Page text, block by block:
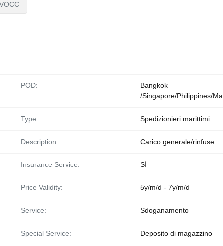
POD:
Bangkok
/Singapore/Philippines/
Type: Spedizionieri marittimi
Description: Carico generale/rinfuse
Insurance Service: SÌ
Price Validity: 5y/m/d - 7y/m/d
Service: Sdoganamento
Special Service: Deposito di magazzino